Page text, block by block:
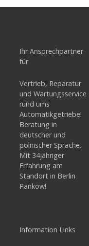
Ihr Ansprechpartner
für
Vertrieb, Reparatur
und Wartungsservice
rund ums
Automatikgetriebe!
Beratung in
deutscher und
polnischer Sprache.
Mit 34jähriger
Erfahrung am
Standort in Berlin
Pankow!
Information Links